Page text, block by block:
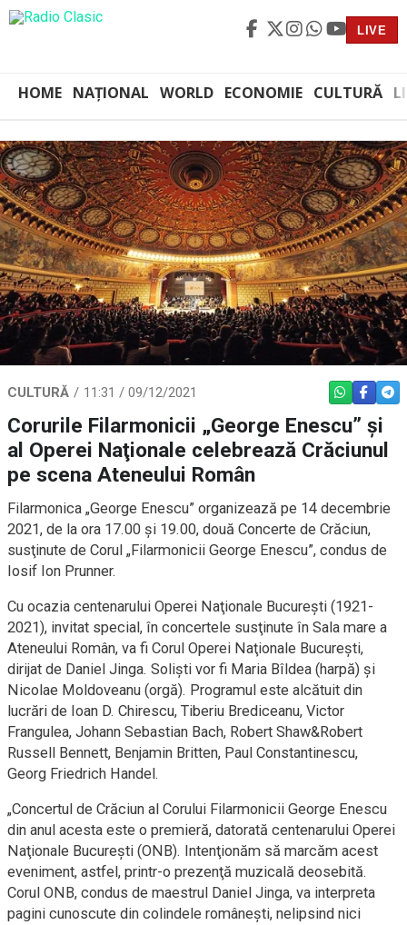
LIVE
HOME NAȚIONAL WORLD ECONOMIE CULTURĂ
CULTURĂ 11:31 / 09/12/2021 WHATSAPP
Corurile Filarmonicii „George Enescu” şi
al Operei Naţionale celebrează Crăciunul
pe scena Ateneului Român
Filarmonica „George Enescu” organizează pe 14 decembrie
2021, de la ora 17.00 şi 19.00, două Concerte de Crăciun,
susţinute de Corul „Filarmonicii George Enescu”, condus de
Iosif Ion Prunner.
Cu ocazia centenarului Operei Naţionale Bucureşti (1921-
2021), invitat special, în concertele susţinute în Sala mare a
Ateneului Român, va fi Corul Operei Naţionale Bucureşti,
dirijat de Daniel Jinga. Solişti vor fi Maria Bîldea (harpă) şi
Nicolae Moldoveanu (orgă). Programul este alcătuit din
lucrări de Ioan D. Chirescu, Tiberiu Brediceanu, Victor
Frangulea, Johann Sebastian Bach, Robert Shaw&Robert
Russell Bennett, Benjamin Britten, Paul Constantinescu,
Georg Friedrich Handel.
„Concertul de Crăciun al Corului Filarmonicii George Enescu
din anul acesta este o premieră, datorată centenarului Operei
Naţionale Bucureşti (ONB). Intenţionăm să marcăm acest
eveniment, astfel, printr-o prezenţă muzicală deosebită.
Corul ONB, condus de maestrul Daniel Jinga, va interpreta
pagini cunoscute din colindele româneşti, nelipsind nici